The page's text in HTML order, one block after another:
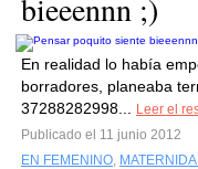
bieeennn ;)
En realidad lo había
borradores, planeaba
37288282998...
Leer el
Publicado el 11 junio 2012
EN FEMENINO,